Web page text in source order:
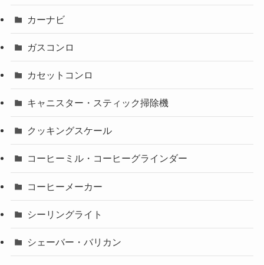
カーナビ
ガスコンロ
カセットコンロ
キャニスター・スティック掃除機
クッキングスケール
コーヒーミル・コーヒーグラインダー
コーヒーメーカー
シーリングライト
シェーバー・バリカン